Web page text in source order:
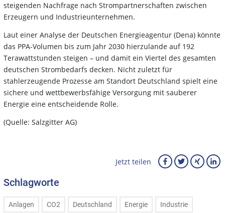
steigenden Nachfrage nach Strompartnerschaften zwischen
Erzeugern und Industrieunternehmen.
Laut einer Analyse der Deutschen Energieagentur (Dena) könnte
das PPA-Volumen bis zum Jahr 2030 hierzulande auf 192
Terawattstunden steigen – und damit ein Viertel des gesamten
deutschen Strombedarfs decken. Nicht zuletzt für
stahlerzeugende Prozesse am Standort Deutschland spielt eine
sichere und wettbewerbsfähige Versorgung mit sauberer
Energie eine entscheidende Rolle.
(Quelle: Salzgitter AG)
Jetzt teilen
Schlagworte
Anlagen CO2 Deutschland Energie Industrie